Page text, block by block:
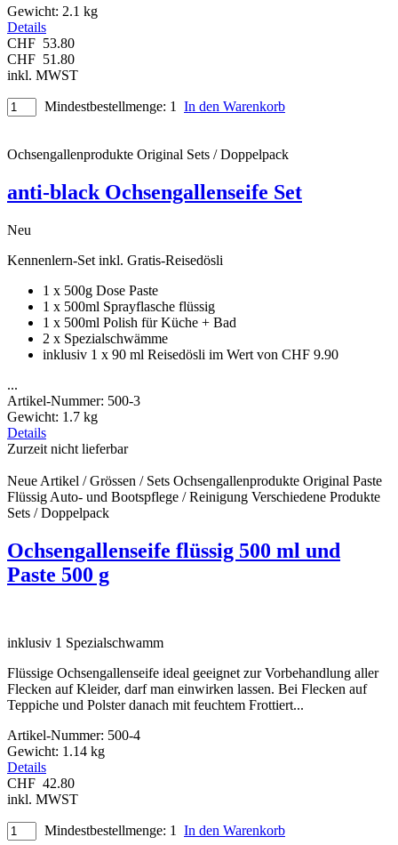
Gewicht: 2.1 kg
Details
CHF 53.80
CHF 51.80
inkl. MWST
Mindestbestellmenge: 1 In den Warenkorb
Ochsengallenprodukte Original Sets / Doppelpack
anti-black Ochsengallenseife Set
Neu
Kennenlern-Set inkl. Gratis-Reisedösli
1 x 500g Dose Paste
1 x 500ml Sprayflasche flüssig
1 x 500ml Polish für Küche + Bad
2 x Spezialschwämme
inklusiv 1 x 90 ml Reisedösli im Wert von CHF 9.90
...
Artikel-Nummer: 500-3
Gewicht: 1.7 kg
Details
Zurzeit nicht lieferbar
Neue Artikel / Grössen / Sets Ochsengallenprodukte Original Paste
Flüssig Auto- und Bootspflege / Reinigung Verschiedene Produkte
Sets / Doppelpack
Ochsengallenseife flüssig 500 ml und
Paste 500 g
inklusiv 1 Spezialschwamm
Flüssige Ochsengallenseife ideal geeignet zur Vorbehandlung aller
Flecken auf Kleider, darf man einwirken lassen. Bei Flecken auf
Teppiche und Polster danach mit feuchtem Frottiert...
Artikel-Nummer: 500-4
Gewicht: 1.14 kg
Details
CHF 42.80
inkl. MWST
Mindestbestellmenge: 1 In den Warenkorb